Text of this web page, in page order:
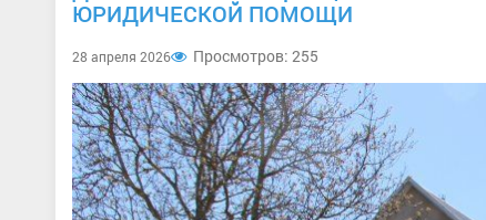
ЮРИДИЧЕСКОЙ ПОМОЩИ
28 апреля 2026 Просмотров: 255